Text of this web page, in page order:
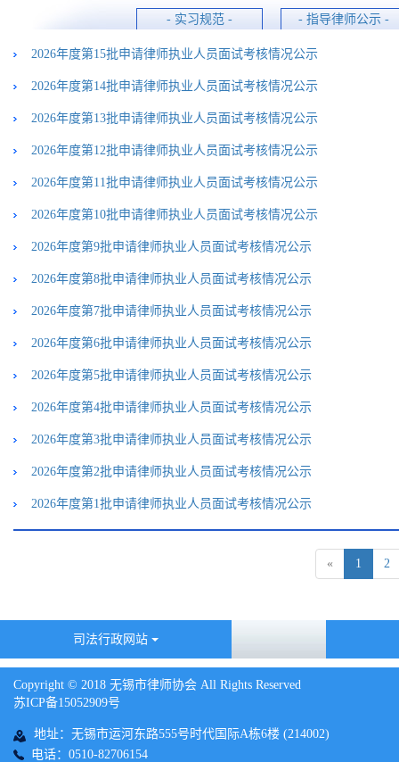
- 实习规范 - - 指导律师公示 -
2026年度第15批申请律师执业人员面试考核情况公示
2026年度第14批申请律师执业人员面试考核情况公示
2026年度第13批申请律师执业人员面试考核情况公示
2026年度第12批申请律师执业人员面试考核情况公示
2026年度第11批申请律师执业人员面试考核情况公示
2026年度第10批申请律师执业人员面试考核情况公示
2026年度第9批申请律师执业人员面试考核情况公示
2026年度第8批申请律师执业人员面试考核情况公示
2026年度第7批申请律师执业人员面试考核情况公示
2026年度第6批申请律师执业人员面试考核情况公示
2026年度第5批申请律师执业人员面试考核情况公示
2026年度第4批申请律师执业人员面试考核情况公示
2026年度第3批申请律师执业人员面试考核情况公示
2026年度第2批申请律师执业人员面试考核情况公示
2026年度第1批申请律师执业人员面试考核情况公示
« 1 2
司法行政网站
Copyright © 2018 无锡市律师协会 All Rights Reserved
苏ICP备15052909号
地址：无锡市运河东路555号时代国际A栋6楼 (214002)
电话：0510-82706154